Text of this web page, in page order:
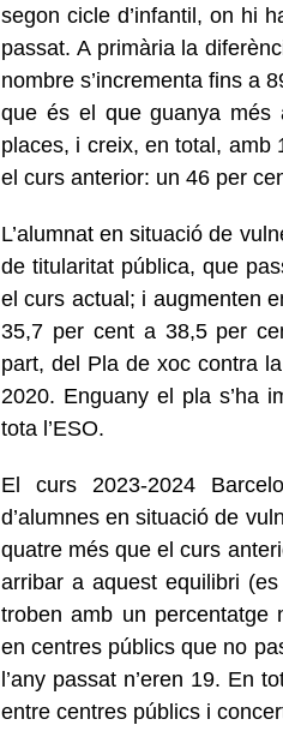
segon cicle d’infantil, on hi
passat. A primària la
nombre s’incrementa fins a
que és el que guanya més
places, i creix, en total, amb
el curs anterior: un 46 per
L’alumnat en situació de
de titularitat pública, que
el curs actual; i augmenten
35,7 per cent a 38,5 per
part, del Pla de xoc contra
2020. Enguany el pla s’ha
tota l’ESO.
El curs 2023-2024
d’alumnes en situació de
quatre més que el curs
arribar a aquest equilibri
troben amb un percentatge
en centres públics que no
l’any passat n’eren 19. En
entre centres públics i